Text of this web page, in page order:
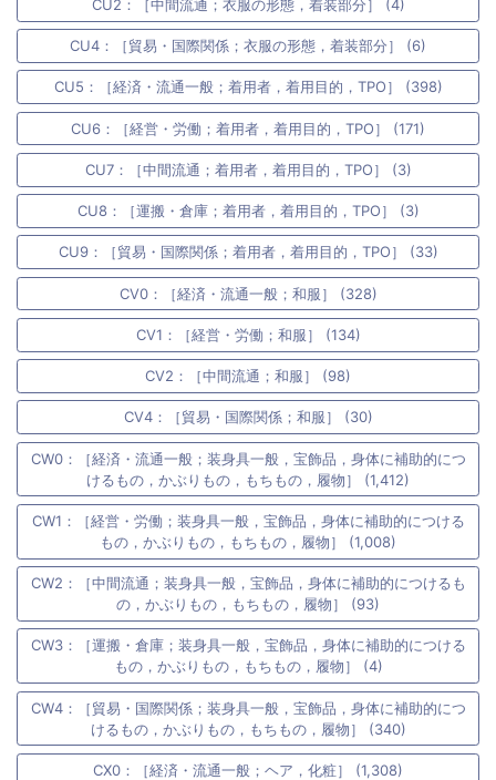
CU2：［中間流通；衣服の形態，着装部分］ (4)
CU4：［貿易・国際関係；衣服の形態，着装部分］ (6)
CU5：［経済・流通一般；着用者，着用目的，TPO］ (398)
CU6：［経営・労働；着用者，着用目的，TPO］ (171)
CU7：［中間流通；着用者，着用目的，TPO］ (3)
CU8：［運搬・倉庫；着用者，着用目的，TPO］ (3)
CU9：［貿易・国際関係；着用者，着用目的，TPO］ (33)
CV0：［経済・流通一般；和服］ (328)
CV1：［経営・労働；和服］ (134)
CV2：［中間流通；和服］ (98)
CV4：［貿易・国際関係；和服］ (30)
CW0：［経済・流通一般；装身具一般，宝飾品，身体に補助的につ
けるもの，かぶりもの，もちもの，履物］ (1,412)
CW1：［経営・労働；装身具一般，宝飾品，身体に補助的につける
もの，かぶりもの，もちもの，履物］ (1,008)
CW2：［中間流通；装身具一般，宝飾品，身体に補助的につけるも
の，かぶりもの，もちもの，履物］ (93)
CW3：［運搬・倉庫；装身具一般，宝飾品，身体に補助的につける
もの，かぶりもの，もちもの，履物］ (4)
CW4：［貿易・国際関係；装身具一般，宝飾品，身体に補助的につ
けるもの，かぶりもの，もちもの，履物］ (340)
CX0：［経済・流通一般；ヘア，化粧］ (1,308)